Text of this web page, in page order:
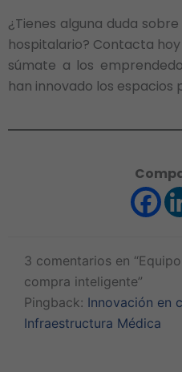
¿Tienes alguna duda
hospitalario? Contacta
súmate a los
han innovado los espacios
3 comentarios en
compra inteligente”
Pingback: Innovación en
Infraestructura Médica